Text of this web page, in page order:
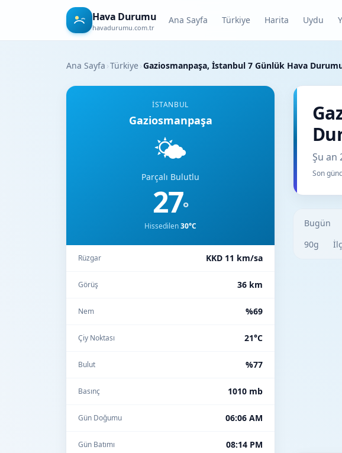
Hava Durumu
havadurumu.com.tr
Ana Sayfa Türkiye Harita Uydu
Ana Sayfa ›Türkiye›Gaziosmanpaşa, İstanbul 7 Günlük Hava
İSTANBUL
Gaziosmanpaşa
🌤️
Parçalı Bulutlu
27°
Hissedilen30°C
Rüzgar KKD 11 km/sa
Görüş 36 km
Nem %69
Çiy Noktası 21°C
Bulut %77
Basınç 1010 mb
Gün Doğumu 06:06 AM
Gün Batımı 08:14 PM
Şu an
Son
Bugün
90g